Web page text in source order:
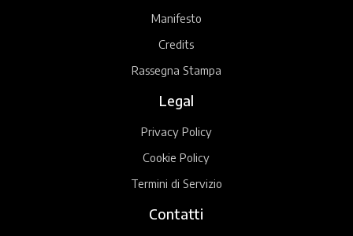
Manifesto
Credits
Rassegna Stampa
Legal
Privacy Policy
Cookie Policy
Termini di Servizio
Contatti